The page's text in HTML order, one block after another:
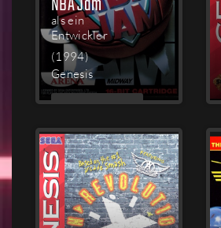
als ein
Entwickler
(1994)
Genesis
MEHR